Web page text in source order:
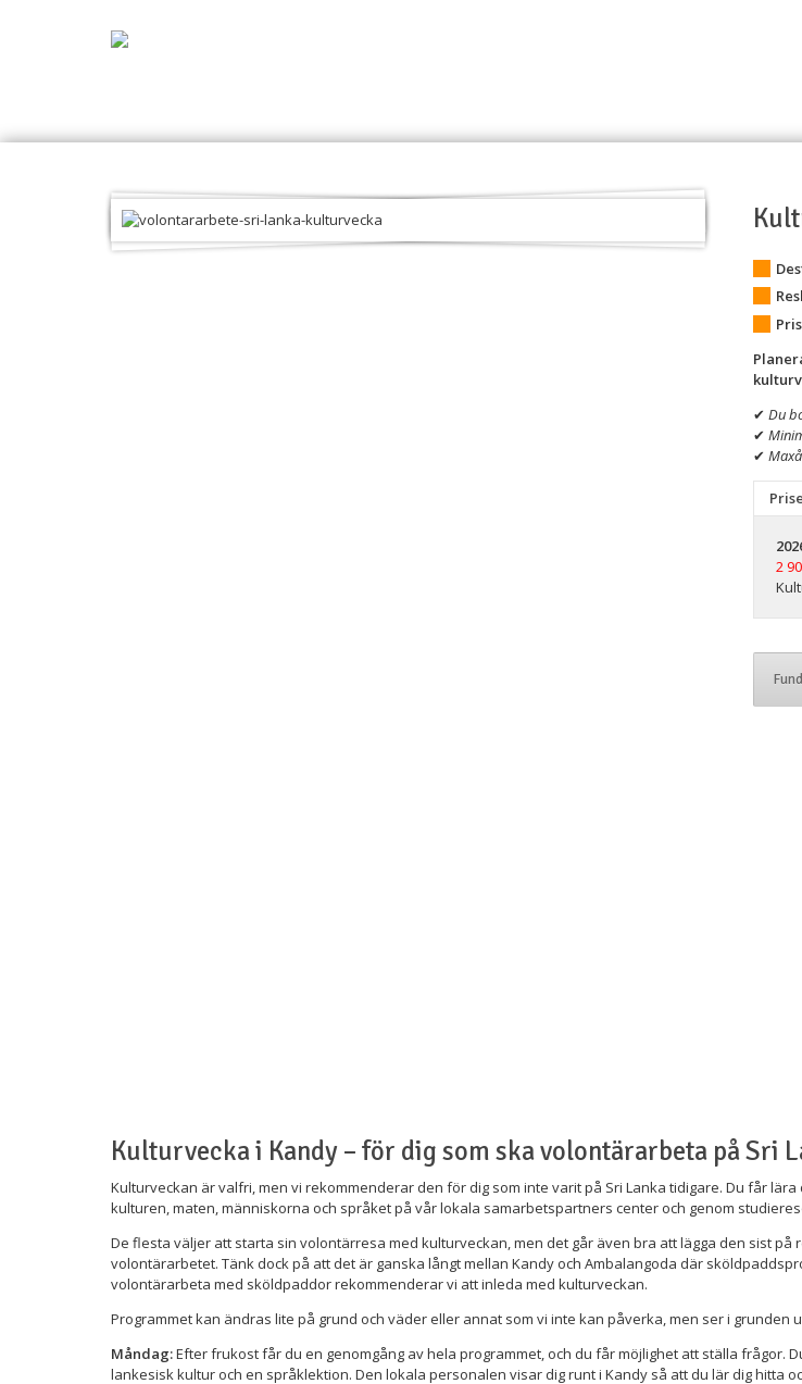
✔ Du
✔
✔
2
Kulturvecka i Kandy – för dig som ska volontärarbeta på Sri
Kulturveckan är valfri, men vi rekommenderar den för dig som inte varit på Sri Lanka tidigare. Du får
kulturen, maten, människorna och språket på vår lokala samarbetspartners center och genom
De flesta väljer att starta sin volontärresa med kulturveckan, men det går även bra att lägga den sist på
volontärarbetet. Tänk dock på att det är ganska långt mellan Kandy och Ambalangoda där
volontärarbeta med sköldpaddor rekommenderar vi att inleda med kulturveckan.
Programmet kan ändras lite på grund och väder eller annat som vi inte kan påverka, men ser i grunden
Måndag:Efter frukost får du en genomgång av hela programmet, och du får möjlighet att ställa frågor.
lankesisk kultur och en språklektion. Den lokala personalen visar dig runt i Kandy så att du lär dig hitta